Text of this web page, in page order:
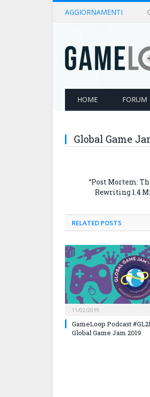
AGGIORNAMENTI
HOME FORUM
Global Game
“Post Mortem:
Rewriting 1.4
RELATED POSTS
11/02/2019
GameLoop Podcast
Global Game Jam 2019